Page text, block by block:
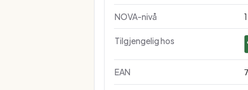
NOVA-nivå
Tilgjengelig hos
EAN